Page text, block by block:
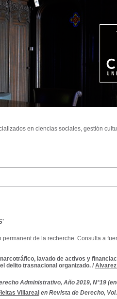
permanent de la recherche Consulta a
lavado de activos y
delito trasnacional organizado./
Administrativo, Año 2019, N°19
Villareal en Revista de Derecho,
en ciencias sociales, gestión